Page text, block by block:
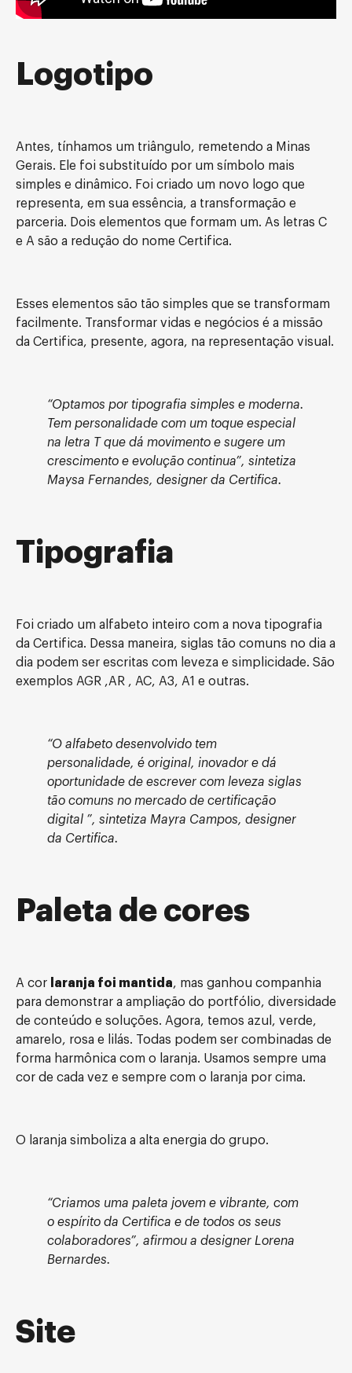
Logotipo
Antes, tínhamos um triângulo, remetendo a Minas
Gerais. Ele foi substituído por um símbolo mais
simples e dinâmico. Foi criado um novo logo que
representa, em sua essência, a transformação e
parceria. Dois elementos que formam um. As letras C
e A são a redução do nome Certifica.
Esses elementos são tão simples que se transformam
facilmente. Transformar vidas e negócios é a missão
da Certifica, presente, agora, na representação visual.
“Optamos por tipografia simples e moderna.
Tem personalidade com um toque especial
na letra T que dá movimento e sugere um
crescimento e evolução continua”, sintetiza
Maysa Fernandes, designer da Certifica.
Tipografia
Foi criado um alfabeto inteiro com a nova tipografia
da Certifica. Dessa maneira, siglas tão comuns no dia a
dia podem ser escritas com leveza e simplicidade. São
exemplos AGR ,AR , AC, A3, A1 e outras.
“O alfabeto desenvolvido tem
personalidade, é original, inovador e dá
oportunidade de escrever com leveza siglas
tão comuns no mercado de certificação
digital ”, sintetiza Mayra Campos, designer
da Certifica.
Paleta de cores
A cor laranja foi mantida, mas ganhou companhia
para demonstrar a ampliação do portfólio, diversidade
de conteúdo e soluções. Agora, temos azul, verde,
amarelo, rosa e lilás. Todas podem ser combinadas de
forma harmônica com o laranja. Usamos sempre uma
cor de cada vez e sempre com o laranja por cima.
O laranja simboliza a alta energia do grupo.
“Criamos uma paleta jovem e vibrante, com
o espírito da Certifica e de todos os seus
colaboradores”, afirmou a designer Lorena
Bernardes.
Site